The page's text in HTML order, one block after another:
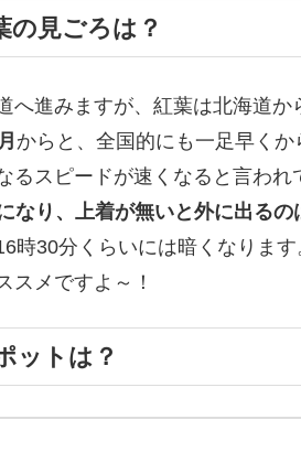
の見ごろは？
へ進みますが、紅葉は北海道か
からと、全国的にも一足早く
るスピードが速くなると言われ
なり、上着が無いと外に出るの
時30分くらいには暗くなりま
スメですよ～！
ットは？